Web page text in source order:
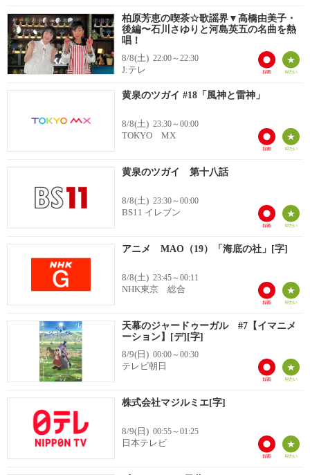
柏原芳恵の喫茶☆歌謡界▼高橋由美子・
後編〜石川さゆりと河島英五の名曲を熱
唱！
8/8(土) 22:00～22:30
J:テレ
黄泉のツガイ #18「風神と雷神」
8/8(土) 23:30～00:00
TOKYO MX
黄泉のツガイ 第十八話
8/8(土) 23:30～00:00
BS11 イレブン
アニメ MAO（19）「海底の社」[字]
8/8(土) 23:45～00:11
NHK東京 総合
天幕のジャードゥーガル #7【イマニメ
ーション】[デ][字]
8/9(日) 00:00～00:30
テレビ朝日
株式会社マジルミエ[字]
8/9(日) 00:55～01:25
日本テレビ